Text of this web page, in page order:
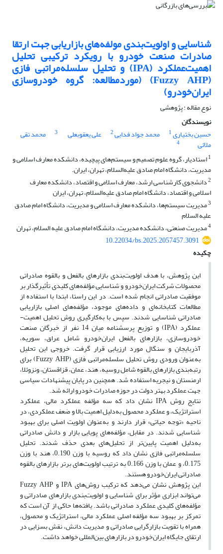
شناسایی و اولویت‌بندی مولفه‌های بازاریابی جهت ارتقا
صادرات صنعت خودرو با رویکرد ترکیبی تحلیل
اهمیت‌عملکرد (IPA) و تحلیل سلسله‌مراتبی فازی
(Fuzzy AHP) (موردمطالعه: گروه خودروسازی
ایران‌خودرو)
نوع مقاله : پژوهشی
نویسندگان
حسین بختیاری1 محمد جواد فدایی2 علی یعقوبعلی 3 محمد تقی
ملائی
4
1استادیار، گروه علوم تصمیم و سیستم‌های پیچیده، دانشکده معارف اسلامی و
مدیریت، دانشگاه امام صادق علیه‌السلام، تهران، ایران.
2دانشجوی کارشناسی ارشد، معارف اسلامی و اقتصاد، دانشکده معارف
اسلامی و اقتصاد، دانشگاه امام صادق علیه‌السلام، تهران، ایران
3مدیریت سیستم‌ها، دانشکده معارف اسلامی و مدیریت، دانشگاه امام صادق
علیه السلام
4مدیریت صنعتی، دانشکده مدیریت، دانشگاه امام صادق علیه السلام، تهران
10.22034/bs.2025.2057457.3091
چکیده
این پژوهش، با هدف اولویتبندی بازارهای بالفعل و بالقوه صادراتی
محصولات شرکت ایرانخودرو و شناسایی مؤلفههای کلیدی تأثیرگذار بر
موفقیت صادراتی انجام شده است. در این راستا، ابتدا با استفاده از
مطالعات کتابخانهای و دادههای موجود، مؤلفههای اصلی بازاریابی
صادراتی شناسایی شدند. سپس با بهکارگیری روش تحلیل اهمیت-
عملکرد (IPA ) و توزیع پرسشنامه میان 14 نفر از خبرگان صنعت
خودروسازی، بازارهای بالفعل ایرانخودرو شامل عراق، سوریه،
آذربایجان و سنگال مورد ارزیابی قرار گرفت. خروجی این تحلیل
بهعنوان ورودی روش تحلیل سلسلهمراتبی فازی (Fuzzy AHP) برای
رتبهبندی بازارهای بالقوه شامل روسیه، هند، عمان، قزاقستان، ونزوئلا،
ارمنستان و نیجریه استفاده شد. همچنین در پایان پیشنهادات سیاسی
جهت عملکرد بهتر دولت در حوزه صادرات خودرو ارائه شد.
نتایج روش IPAنشان داد که سه مؤلفه عملکرد مالی، عملکرد
استراتژیک، و عملکرد محصول بهدلیل اهمیت بالا و ضعف عملکردی، در
ناحیه «توجه حیاتی» قرار دارند و بهعنوان اولویت اصلی برای بهبود
شناسایی شدند. در مقابل، مؤلفههای پویایی بازار و دانش صادراتی
بهدلیل اهمیت پایینتر از تحلیلهای بعدی حذف شدند. تحلیل
سلسله مراتبی فازی نشان داد که روسیه با وزن 0.190، هند با وزن
0.175، و عمان با وزن 0.166 به ترتیب اولویت های برتر بازارهای بالقوه
صادراتی ایرانخودرو هستند.
این پژوهش نشان میدهد که ترکیب روشهایIPAوFuzzy AHP
میتواند ابزاری مؤثر برای شناسایی و اولویتبندی بازارهای صادراتی و
مؤلفههای کلیدی عملکرد صادراتی باشد. یافتهها حاکی از آن است که
تمرکز بر بهبود سه مؤلفه اصلی عملکرد مالی، استراتژیک و محصول،
همراه با تقویت بازارگرایی صادراتی و مدیریت دانش، نقش بسزایی در
ارتقای جایگاه ایرانخودرو در بازارهای بینالمللی خواهد داشت.